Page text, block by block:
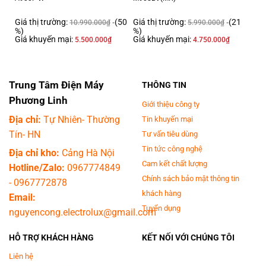
mùi hôi trong vòng đệm, duy trì sự tươi mới và vệ sinh cho máy giặt.
Giá thị trường: 10.990.000₫ (50
%)
Giá khuyến mại: 5.500.000₫
Giá thị trường: 5.990.000₫ (21
%)
Giá khuyến mại: 4.750.000₫
Trung Tâm Điện Máy
Phương Linh
Địa chỉ: Tự Nhiên- Thường
Tín- HN
Địa chỉ kho: Cảng Hà Nội
Hotline/Zalo: 0967774849
-0967772878
Email:
nguyencong.electrolux@gmail.com
THÔNG TIN
Giới thiệu công ty
Tin khuyến mại
Tư vấn tiêu dùng
Tin tức công nghệ
Cam kết chất lượng
Chính sách bảo mật thông tin
khách hàng
Tuyển dụng
HỖ TRỢ KHÁCH HÀNG
Liên hệ
KẾT NỐI VỚI CHÚNG TÔI